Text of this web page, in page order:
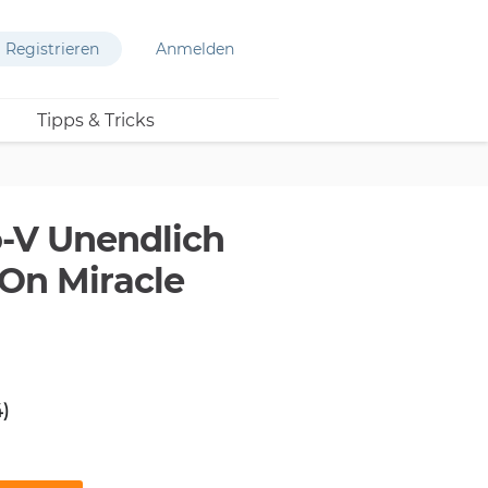
Registrieren Anmelden
Tipps & Tricks
V Unendlich
Miracle